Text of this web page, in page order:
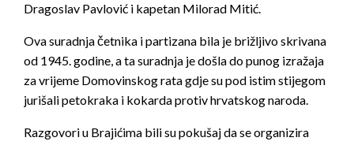
Dragoslav Pavlović i kapetan Milorad Mitić.
Ova suradnja četnika i partizana bila je brižljivo skrivana
od 1945. godine, a ta suradnja je došla do punog izražaja
za vrijeme Domovinskog rata gdje su pod istim stijegom
jurišali petokraka i kokarda protiv hrvatskog naroda.
Razgovori u Brajićima bili su pokušaj da se organizira